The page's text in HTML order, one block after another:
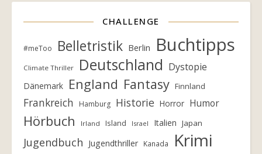
CHALLENGE
#meToo Belletristik Berlin Buchtipps
Climate Thriller Deutschland Dystopie
Dänemark England Fantasy Finnland
Frankreich Hamburg Historie Horror Humor
Hörbuch Irland Island Israel Italien Japan
Jugendbuch Jugendthriller Kanada Krimi